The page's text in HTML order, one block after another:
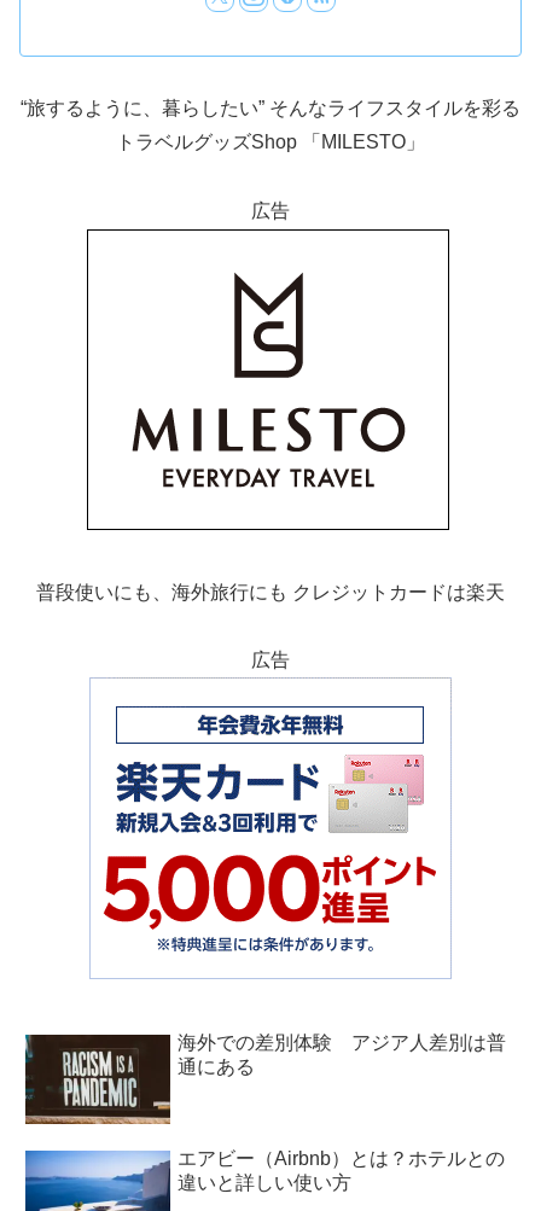
“旅するように、暮らしたい” そんなライフスタイルを彩る
トラベルグッズShop 「MILESTO」
広告
普段使いにも、海外旅行にも クレジットカードは楽天
広告
海外での差別体験 アジア人差別は普
通にある
エアビー（Airbnb）とは？ホテルとの
違いと詳しい使い方